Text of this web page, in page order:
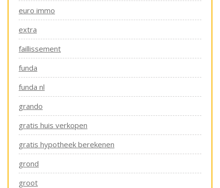
euro immo
extra
faillissement
funda
funda nl
grando
gratis huis verkopen
gratis hypotheek berekenen
grond
groot